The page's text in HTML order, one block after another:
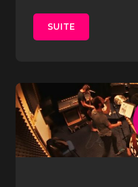
SUITE